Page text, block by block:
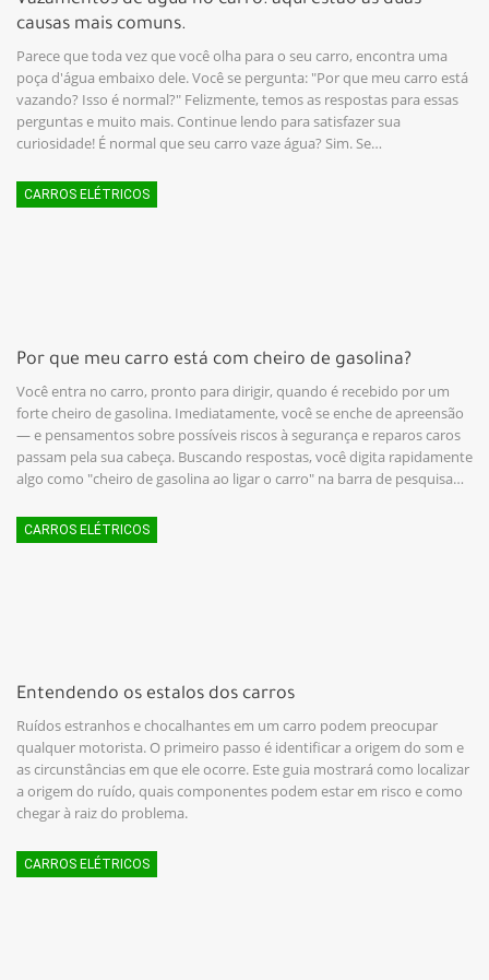
causas mais comuns.
Parece que toda vez que você olha para o seu carro, encontra uma
poça d'água embaixo dele. Você se pergunta: "Por que meu carro está
vazando? Isso é normal?" Felizmente, temos as respostas para essas
perguntas e muito mais. Continue lendo para satisfazer sua
curiosidade! É normal que seu carro vaze água? Sim. Se…
CARROS ELÉTRICOS
Por que meu carro está com cheiro de gasolina?
Você entra no carro, pronto para dirigir, quando é recebido por um
forte cheiro de gasolina. Imediatamente, você se enche de apreensão
— e pensamentos sobre possíveis riscos à segurança e reparos caros
passam pela sua cabeça. Buscando respostas, você digita rapidamente
algo como "cheiro de gasolina ao ligar o carro" na barra de pesquisa…
CARROS ELÉTRICOS
Entendendo os estalos dos carros
Ruídos estranhos e chocalhantes em um carro podem preocupar
qualquer motorista. O primeiro passo é identificar a origem do som e
as circunstâncias em que ele ocorre. Este guia mostrará como localizar
a origem do ruído, quais componentes podem estar em risco e como
chegar à raiz do problema.
CARROS ELÉTRICOS